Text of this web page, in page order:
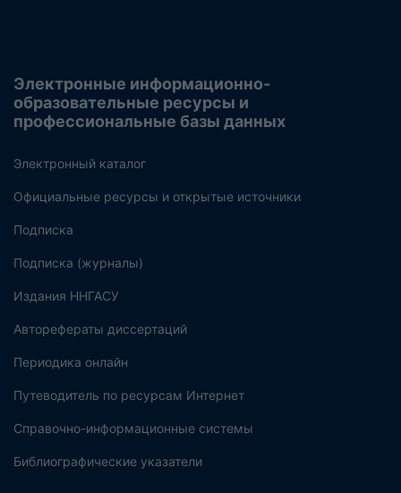
Электронные информационно-
образовательные ресурсы и
профессиональные базы данных
Электронный каталог
Официальные ресурсы и открытые источники
Подписка
Подписка (журналы)
Издания ННГАСУ
Авторефераты диссертаций
Периодика онлайн
Путеводитель по ресурсам Интернет
Справочно-информационные системы
Библиографические указатели